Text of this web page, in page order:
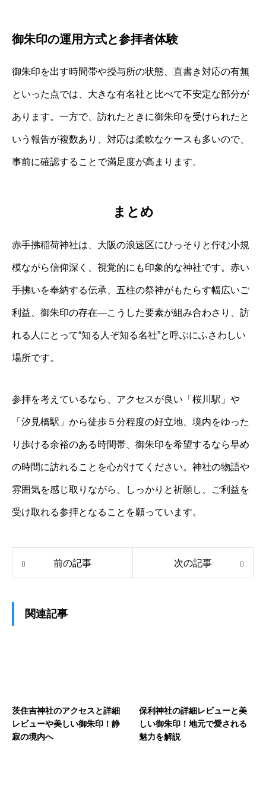
御朱印の運用方式と参拝者体験
御朱印を出す時間帯や授与所の状態、直書き対応の有無
といった点では、大きな有名社と比べて不安定な部分が
あります。一方で、訪れたときに御朱印を受けられたと
いう報告が複数あり、対応は柔軟なケースも多いので、
事前に確認することで満足度が高まります。
まとめ
赤手拂稲荷神社は、大阪の浪速区にひっそりと佇む小規
模ながら信仰深く、視覚的にも印象的な神社です。赤い
手拂いを奉納する伝承、五柱の祭神がもたらす幅広いご
利益、御朱印の存在—こうした要素が組み合わさり、訪
れる人にとって“知る人ぞ知る名社”と呼ぶにふさわしい
場所です。
参拝を考えているなら、アクセスが良い「桜川駅」や
「汐見橋駅」から徒歩５分程度の好立地、境内をゆった
り歩ける余裕のある時間帯、御朱印を希望するなら早め
の時間に訪れることを心がけてください。神社の物語や
雰囲気を感じ取りながら、しっかりと祈願し、ご利益を
受け取れる参拝となることを願っています。
前の記事 次の記事
関連記事
茨住吉神社のアクセスと詳細
レビューや美しい御朱印！静
寂の境内へ
保利神社の詳細レビューと美
しい御朱印！地元で愛される
魅力を解説